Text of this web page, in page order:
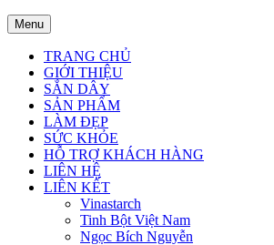
Menu
TRANG CHỦ
GIỚI THIỆU
SẮN DÂY
SẢN PHẨM
LÀM ĐẸP
SỨC KHỎE
HỖ TRỢ KHÁCH HÀNG
LIÊN HỆ
LIÊN KẾT
Vinastarch
Tinh Bột Việt Nam
Ngọc Bích Nguyễn